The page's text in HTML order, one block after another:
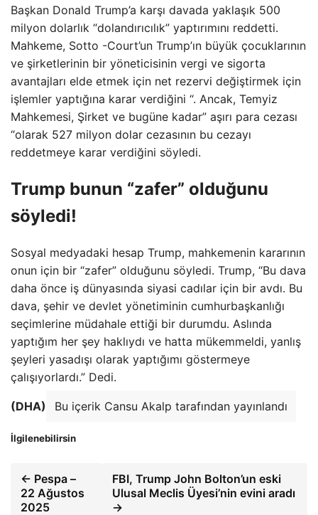
Başkan Donald Trump’a karşı davada yaklaşık 500
milyon dolarlık “dolandırıcılık” yaptırımını reddetti.
Mahkeme, Sotto -Court’un Trump’ın büyük çocuklarının
ve şirketlerinin bir yöneticisinin vergi ve sigorta
avantajları elde etmek için net rezervi değiştirmek için
işlemler yaptığına karar verdiğini “. Ancak, Temyiz
Mahkemesi, Şirket ve bugüne kadar” aşırı para cezası
“olarak 527 milyon dolar cezasının bu cezayı
reddetmeye karar verdiğini söyledi.
Trump bunun “zafer” olduğunu
söyledi!
Sosyal medyadaki hesap Trump, mahkemenin kararının
onun için bir “zafer” olduğunu söyledi. Trump, “Bu dava
daha önce iş dünyasında siyasi cadılar için bir avdı. Bu
dava, şehir ve devlet yönetiminin cumhurbaşkanlığı
seçimlerine müdahale ettiği bir durumdu. Aslında
yaptığım her şey haklıydı ve hatta mükemmeldi, yanlış
şeyleri yasadışı olarak yaptığımı göstermeye
çalışıyorlardı.” Dedi.
(DHA) Bu içerik Cansu Akalp tarafından yayınlandı
İlgilenebilirsin
← Pespa –
22 Ağustos
2025
FBI, Trump John Bolton’un eski
Ulusal Meclis Üyesi’nin evini aradı
→